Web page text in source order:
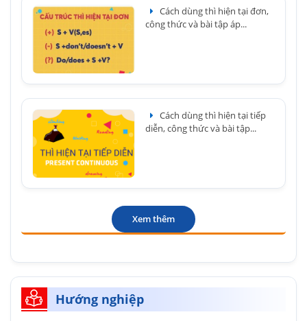
Cách dùng thì hiện tại đơn,
công thức và bài tập áp...
Cách dùng thì hiện tại tiếp
diễn, công thức và bài tập...
Xem thêm
Hướng nghiệp